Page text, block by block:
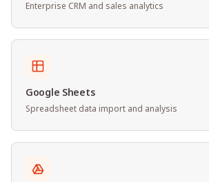
Enterprise CRM and sales analytics
Google Sheets
Spreadsheet data import and analysis